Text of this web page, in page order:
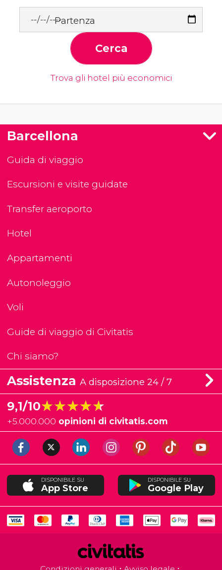
Partenza
Cerca
Trova gli hotel più economici
Barcellona
Guida di viaggio
Escursioni e visite guidate
Transfer aeroporto
Hotel
Appartamenti
Autonoleggio
Voli
Guide di viaggio di Civitatis
Chi siamo?
Assistenza A disposizione 24 / 7
9,1/10★★★★★
★★★★★
+5.000.000 opinioni di civitatis.com
DISPONIBILE SU
App Store
DISPONIBILE SU
Google Play